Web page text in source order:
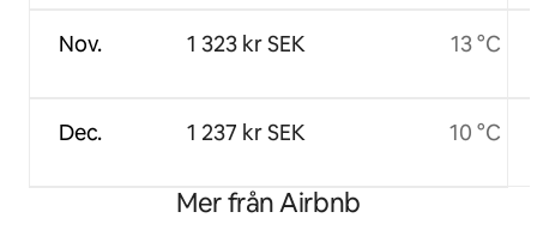
Nov.
Dec.
1 323 kr SEK
1 237 kr SEK
13 °C
10 °C
Mer från Airbnb